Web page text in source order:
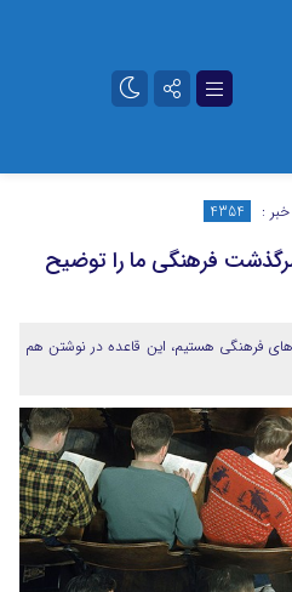
آپارات
:
4354
فرهنگی ما را توضیح
فرهنگی هستیم، این قاعده در نوشتن هم